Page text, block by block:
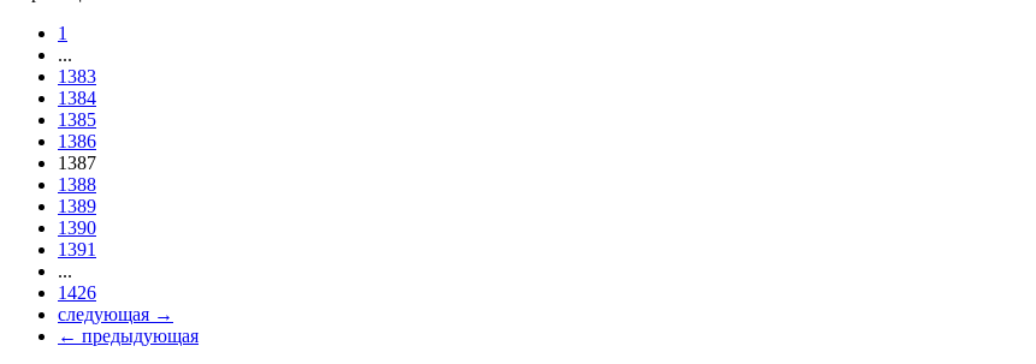
1
...
1383
1384
1385
1386
1387
1388
1389
1390
1391
...
1426
следующая →
← предыдующая